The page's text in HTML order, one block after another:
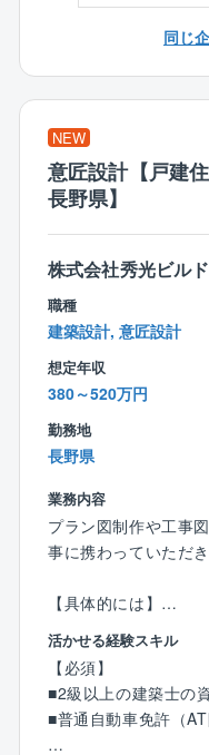
を実現しています。
効率的な広告戦略に
◎検査業務は全て現
◎チェックシートに
◎検査後、写真を撮
◎基準を満たさない項
監督や現場の職人さ
★現場の職人さんと
す！
監督や職人さんと連
お客様の暮らしの安
真摯に品質検査に取
〈チーム組織構成〉
20代～60代までの幅
っているため、働き
＼教育体制について／
入社後は、建築関係
事を教えます。
検査課のリーダーや
少しずつ一人での検
ち後も先輩や上司が
して業務をスタート
＼検査職のポイント／
★力仕事も急な呼び出
・真面目にコツコツ
・コミュニケーショ
・誰かの安心を守る仕
同じ
NEW
意匠設計【戸建
長野県】
株式会社秀光ビルド
職種
建築設計, 意匠設計
想定年収
380～520万円
勤務地
長野県
業務内容
プラン図制作や工事
事に携わっていただき
【具体的には】
■CADを使った図面作
■住宅や、小規模建築
設計
■各所申請業務 など
※分業体制のため、設
活かせる経験スキル
【必須】
■2級以上の建築士の
■普通自動車免許（